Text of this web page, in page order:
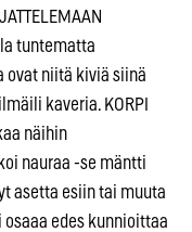
tuntematta
ovat niitä kiviä siinä
kaveria. KORPI
näihin
nauraa -se mäntti
asetta esiin tai muuta
edes kunnioittaa